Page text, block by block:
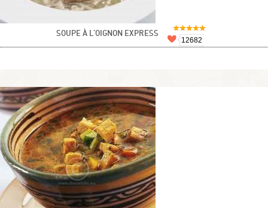
SOUPE À L'OIGNON EXPRESS
12682